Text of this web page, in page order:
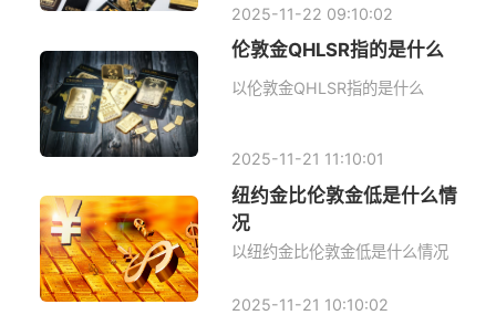
2025-11-22 09:10:02
伦敦金QHLSR指的是什么
以伦敦金QHLSR指的是什么
2025-11-21 11:10:01
纽约金比伦敦金低是什么情
况
以纽约金比伦敦金低是什么情况
2025-11-21 10:10:02